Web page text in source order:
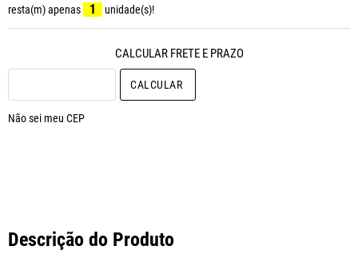
resta(m) apenas 1 unidade(s)!
Não sei meu CEP
Descrição do Produto